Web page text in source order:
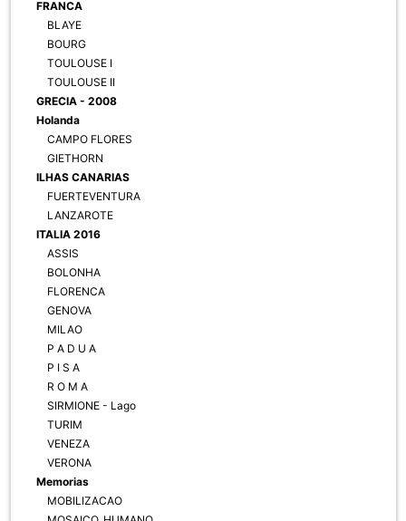
FRANCA
BLAYE
BOURG
TOULOUSE I
TOULOUSE II
GRECIA - 2008
Holanda
CAMPO FLORES
GIETHORN
ILHAS CANARIAS
FUERTEVENTURA
LANZAROTE
ITALIA 2016
ASSIS
BOLONHA
FLORENCA
GENOVA
MILAO
P A D U A
P I S A
R O M A
SIRMIONE - Lago
TURIM
VENEZA
VERONA
Memorias
MOBILIZACAO